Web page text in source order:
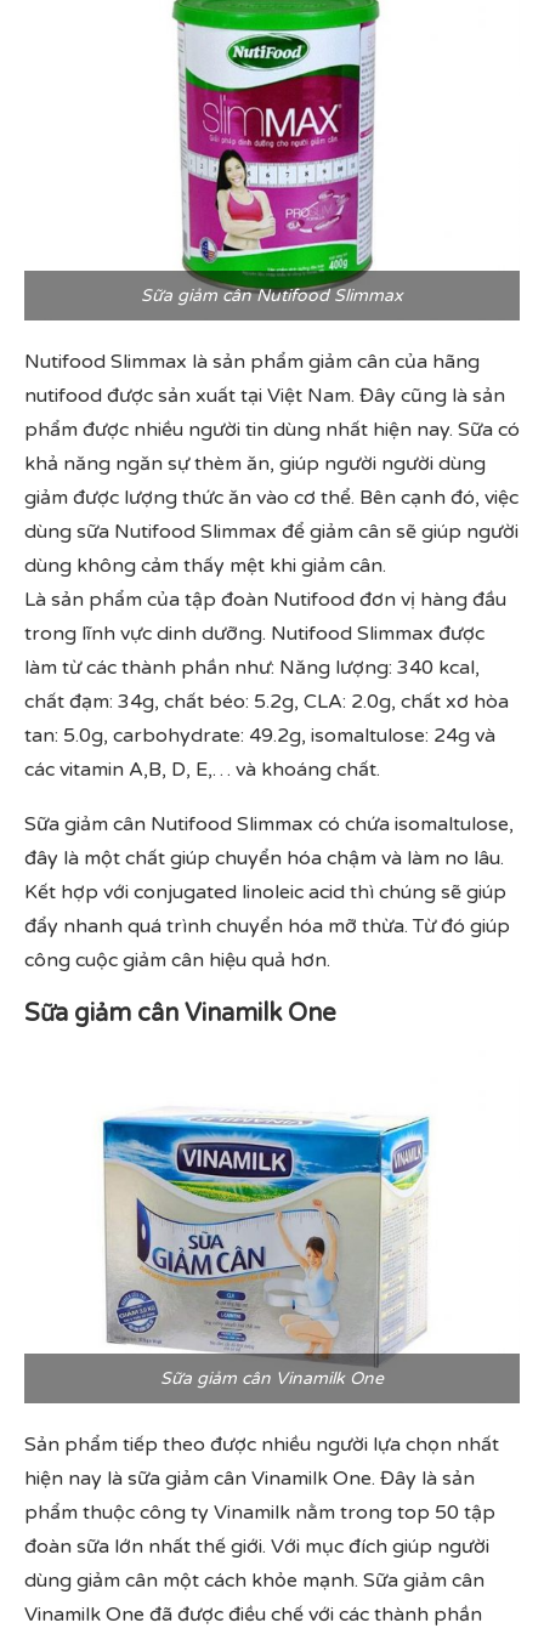
Sữa giảm cân Nutifood Slimmax
Nutifood Slimmax là sản phẩm giảm cân của hãng
nutifood được sản xuất tại Việt Nam. Đây cũng là sản
phẩm được nhiều người tin dùng nhất hiện nay. Sữa có
khả năng ngăn sự thèm ăn, giúp người người dùng
giảm được lượng thức ăn vào cơ thể. Bên cạnh đó, việc
dùng sữa Nutifood Slimmax để giảm cân sẽ giúp người
dùng không cảm thấy mệt khi giảm cân.
Là sản phẩm của tập đoàn Nutifood đơn vị hàng đầu
trong lĩnh vực dinh dưỡng. Nutifood Slimmax được
làm từ các thành phần như: Năng lượng: 340 kcal,
chất đạm: 34g, chất béo: 5.2g, CLA: 2.0g, chất xơ hòa
tan: 5.0g, carbohydrate: 49.2g, isomaltulose: 24g và
các vitamin A,B, D, E,… và khoáng chất.
Sữa giảm cân Nutifood Slimmax có chứa isomaltulose,
đây là một chất giúp chuyển hóa chậm và làm no lâu.
Kết hợp với conjugated linoleic acid thì chúng sẽ giúp
đẩy nhanh quá trình chuyển hóa mỡ thừa. Từ đó giúp
công cuộc giảm cân hiệu quả hơn.
Sữa giảm cân Vinamilk One
Sữa giảm cân Vinamilk One
Sản phẩm tiếp theo được nhiều người lựa chọn nhất
hiện nay là sữa giảm cân Vinamilk One. Đây là sản
phẩm thuộc công ty Vinamilk nằm trong top 50 tập
đoàn sữa lớn nhất thế giới. Với mục đích giúp người
dùng giảm cân một cách khỏe mạnh. Sữa giảm cân
Vinamilk One đã được điều chế với các thành phần